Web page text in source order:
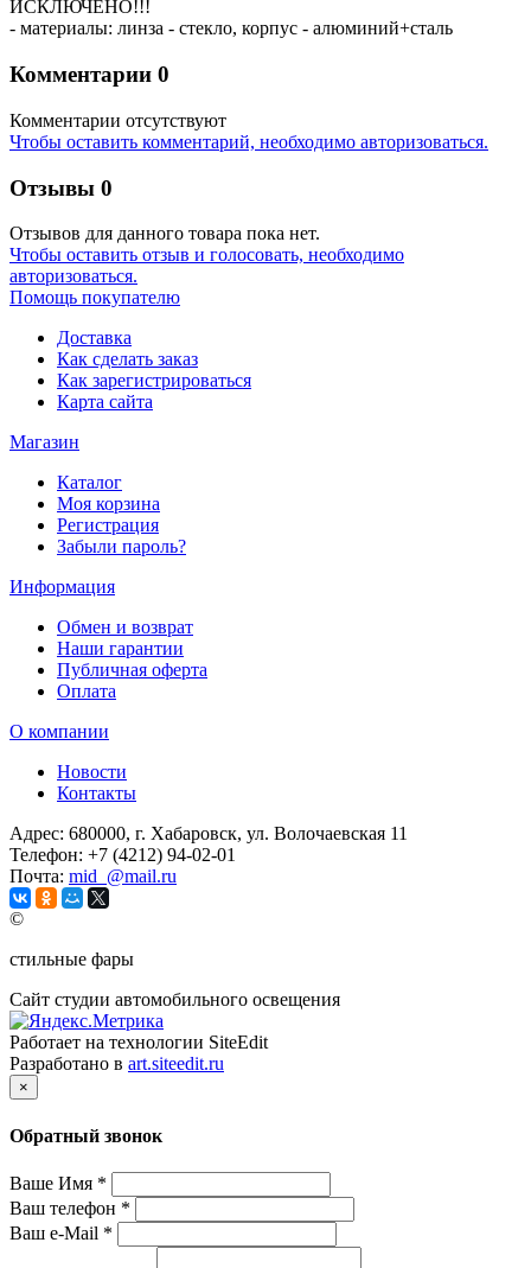
ИСКЛЮЧЕНО!!!
- материалы: линза - стекло, корпус - алюминий+сталь
Комментарии 0
Комментарии отсутствуют
Чтобы оставить комментарий, необходимо авторизоваться.
Отзывы 0
Отзывов для данного товара пока нет.
Чтобы оcтавить отзыв и голосовать, необходимо
авторизоваться.
Помощь покупателю
Доставка
Как сделать заказ
Как зарегистрироваться
Карта сайта
Магазин
Каталог
Моя корзина
Регистрация
Забыли пароль?
Информация
Обмен и возврат
Наши гарантии
Публичная оферта
Оплата
О компании
Новости
Контакты
Адрес: 680000, г. Хабаровск, ул. Волочаевская 11
Телефон: +7 (4212) 94-02-01
Почта: mid_@mail.ru
©
стильные фары
Сайт студии автомобильного освещения
Работает на технологии SiteEdit
Разработано в art.siteedit.ru
×
Обратный звонок
Ваше Имя *
Ваш телефон *
Ваш e-Mail *